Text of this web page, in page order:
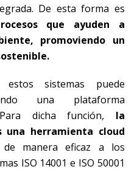
De esta forma es
que ayuden a
promoviendo un
sistemas puede
una plataforma
dicha función, la
herramienta cloud
manera eficaz a los
ISO 14001 e ISO 50001